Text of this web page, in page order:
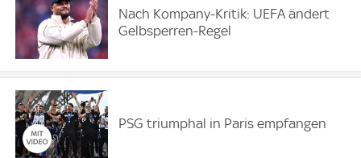
Nach Kompany-Kritik: UEFA ändert
Gelbsperren-Regel
PSG triumphal in Paris empfangen